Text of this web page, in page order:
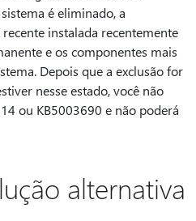
é eliminado, a
instalada recentemente
e os componentes mais
Depois que a exclusão for
nesse estado, você não
ou KB5003690 e não poderá
alternativa